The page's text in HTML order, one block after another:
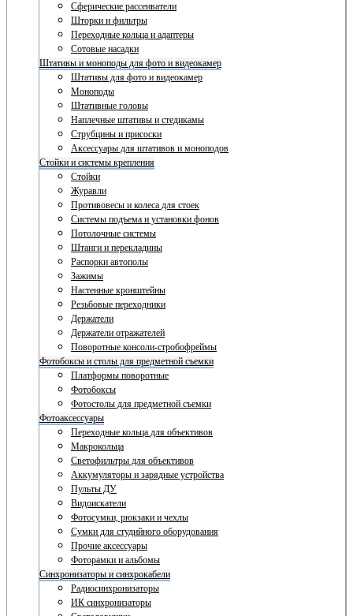
Сферические рассеиватели
Шторки и фильтры
Переходные кольца и адаптеры
Сотовые насадки
Штативы и моноподы для фото и видеокамер
Штативы для фото и видеокамер
Моноподы
Штативные головы
Наплечные штативы и стедикамы
Струбцины и присоски
Аксессуары для штативов и моноподов
Стойки и системы крепления
Стойки
Журавли
Противовесы и колеса для стоек
Системы подъема и установки фонов
Потолочные системы
Штанги и перекладины
Распорки автополы
Зажимы
Настенные кронштейны
Резьбовые переходники
Держатели
Держатели отражателей
Поворотные консоли-стробофреймы
Фотобоксы и столы для предметной съемки
Платформы поворотные
Фотобоксы
Фотостолы для предметной съемки
Фотоаксессуары
Переходные кольца для объективов
Макрокольца
Светофильтры для объективов
Аккумуляторы и зарядные устройства
Пульты ДУ
Видоискатели
Фотосумки, рюкзаки и чехлы
Сумки для студийного оборудования
Прочие аксессуары
Фоторамки и альбомы
Синхронизаторы и синхрокабели
Радиосинхронизаторы
ИК синхронизаторы